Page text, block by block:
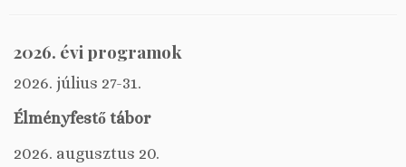
2026. évi programok
2026. július 27-31.
Élményfestő tábor
2026. augusztus 20.